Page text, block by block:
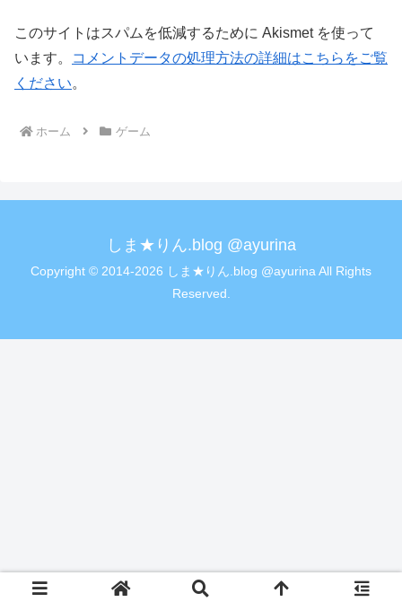
このサイトはスパムを低減するために Akismet を使って
います。
コメントデータの処理方法の詳細はこちらをご覧
ください。
ホーム ゲーム
しま★りん.blog @ayurina
Copyright © 2014-2026 しま★りん.blog @ayurina All Rights
Reserved.